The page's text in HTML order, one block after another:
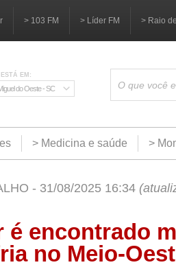
> 103 FM > Líder FM > Raio
EM:
do Oeste - SC
> Medicina e saúde >
- 31/08/2025 16:34
é encontrado
no Meio-